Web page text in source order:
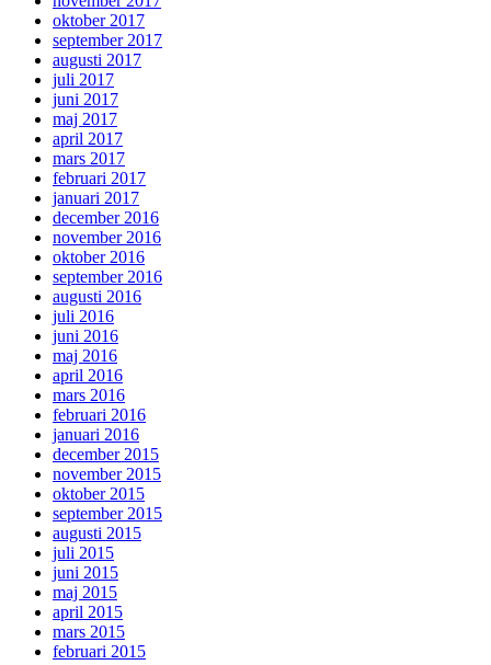
oktober 2017
september 2017
augusti 2017
juli 2017
juni 2017
maj 2017
april 2017
mars 2017
februari 2017
januari 2017
december 2016
november 2016
oktober 2016
september 2016
augusti 2016
juli 2016
juni 2016
maj 2016
april 2016
mars 2016
februari 2016
januari 2016
december 2015
november 2015
oktober 2015
september 2015
augusti 2015
juli 2015
juni 2015
maj 2015
april 2015
mars 2015
februari 2015